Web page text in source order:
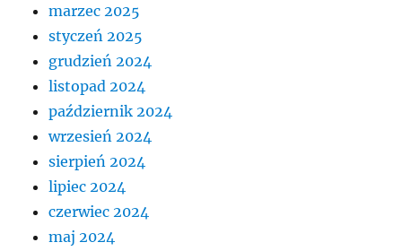
marzec 2025
styczeń 2025
grudzień 2024
listopad 2024
październik 2024
wrzesień 2024
sierpień 2024
lipiec 2024
czerwiec 2024
maj 2024